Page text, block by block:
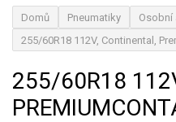
Domů Pneumatiky Osobní
255/60R18 112V, Continental,
255/60R18